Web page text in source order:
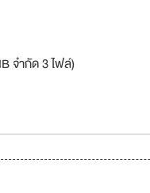
จำกัด 3 ไฟล์)